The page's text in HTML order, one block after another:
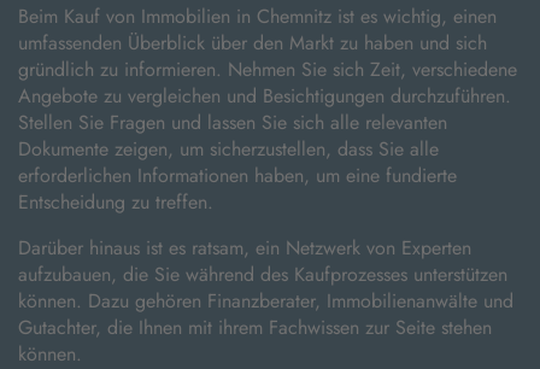
Beim Kauf von Immobilien in Chemnitz ist es wichtig, einen
umfassenden Überblick über den Markt zu haben und sich
gründlich zu informieren. Nehmen Sie sich Zeit, verschiedene
Angebote zu vergleichen und Besichtigungen durchzuführen.
Stellen Sie Fragen und lassen Sie sich alle relevanten
Dokumente zeigen, um sicherzustellen, dass Sie alle
erforderlichen Informationen haben, um eine fundierte
Entscheidung zu treffen.
Darüber hinaus ist es ratsam, ein Netzwerk von Experten
aufzubauen, die Sie während des Kaufprozesses unterstützen
können. Dazu gehören Finanzberater, Immobilienanwälte und
Gutachter, die Ihnen mit ihrem Fachwissen zur Seite stehen
können.